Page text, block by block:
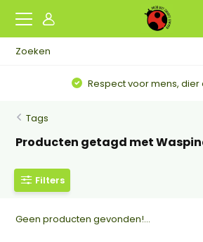
Respect voor mens, dier
Tags
Producten getagd met
Filters
Geen producten gevonden!...